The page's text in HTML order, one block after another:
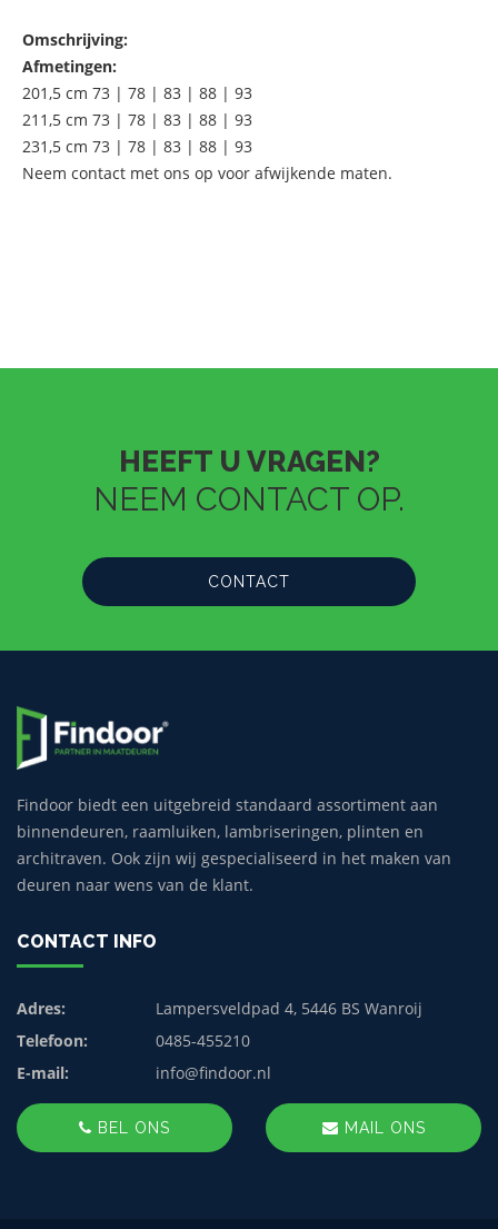
Omschrijving:
Afmetingen:
201,5 cm 73 | 78 | 83 | 88 | 93
211,5 cm 73 | 78 | 83 | 88 | 93
231,5 cm 73 | 78 | 83 | 88 | 93
Neem contact met ons op voor afwijkende maten.
HEEFT U VRAGEN?
NEEM CONTACT OP.
CONTACT
Findoor biedt een uitgebreid standaard assortiment aan
binnendeuren, raamluiken, lambriseringen, plinten en
architraven. Ook zijn wij gespecialiseerd in het maken van
deuren naar wens van de klant.
CONTACT INFO
Adres:
Lampersveldpad 4, 5446 BS Wanroij
Telefoon:
0485-455210
E-mail:
info@findoor.nl
BEL ONS MAIL ONS